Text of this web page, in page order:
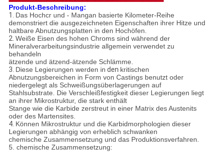
Produkt-Beschreibung:
1. Das Hochcr und - Mangan basierte Kilometer-Reihe
demonstriert die ausgezeichneten Eigenschaften ihrer Hitze und
haltbare Abnutzungsplatten in den Hochöfen.
2. Weiße Eisen des hohen Chroms sind während der
Mineralverarbeitungsindustrie allgemein verwendet zu
behandeln
ätzende und ätzend-ätzende Schlämme.
3. Diese Legierungen werden in den kritischen
Abnutzungsbereichen in Form von Castings benutztoder
niedergelegt als Schweißungsüberlagerungen auf
Stahlsubstrate. Die Verschleißfestigkeit dieser Legierungen liegt
an ihrer Mikrostruktur, die stark enthält
Stange wie die Karbide zerstreut in einer Matrix des Austenits
oder des Martensites.
4. Können Mikrostruktur und die Karbidmorphologien dieser
Legierungen abhängig von erheblich schwanken
chemische Zusammensetzung und das Produktionsverfahren.
5. chemische Zusammensetzung: